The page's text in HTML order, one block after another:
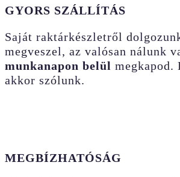
GYORS SZÁLLÍTÁS
Saját raktárkészletről
megveszel, az valósan nálunk
munkanapon belül megkapod.
akkor szólunk.
MEGBÍZHATÓSÁG